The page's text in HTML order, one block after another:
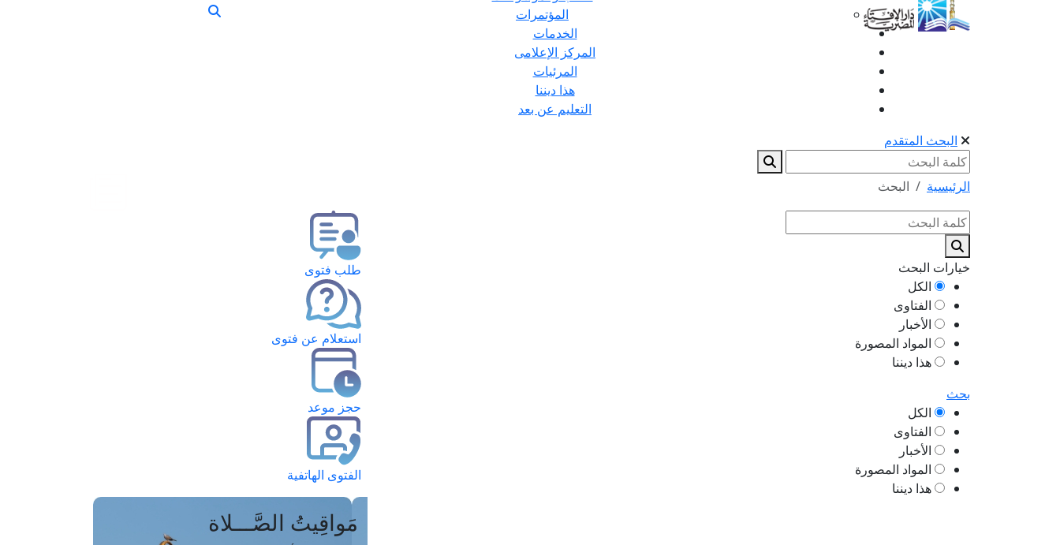
المؤتمرات
الخدمات
المركز الإعلامى
المرئيات
هذا ديننا
التعليم عن بعد
البحث المتقدم
الرئيسية البحث
خيارات البحث
الكل
الفتاوى
الأخبار
المواد المصورة
هذا ديننا
بحث
الكل
الفتاوى
الأخبار
المواد المصورة
هذا ديننا
طلب فتوى
استعلام عن فتوى
حجز موعد
الفتوى الهاتفية
مَواقِيتُ الصَّـــلاة